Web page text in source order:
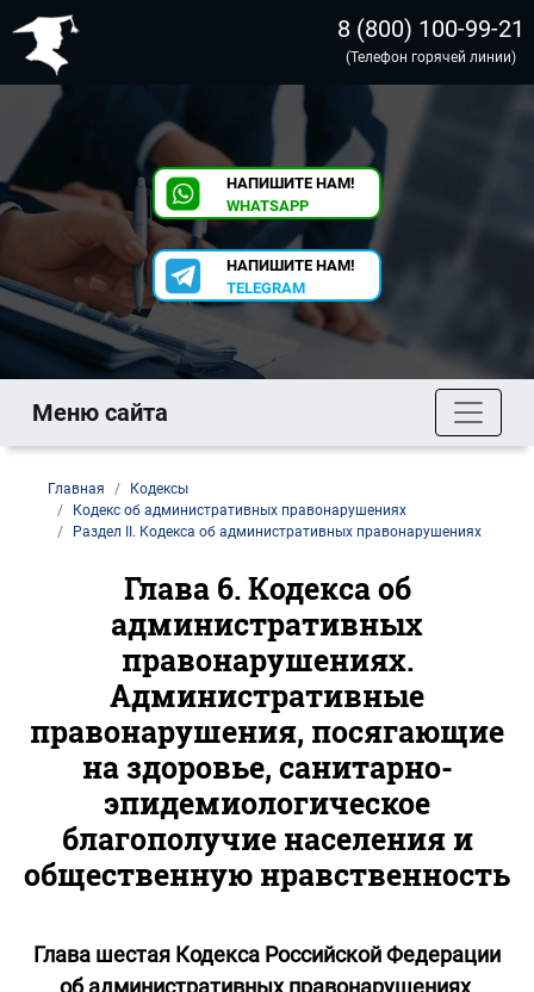
8 (800) 100-99-21
(Телефон горячей линии)
НАПИШИТЕ НАМ!
WHATSAPP
НАПИШИТЕ НАМ!
TELEGRAM
Меню сайта
Главная
Кодексы
Кодекс об административных правонарушениях
Раздел II. Кодекса об административных правонарушениях
Глава 6. Кодекса об
административных
правонарушениях.
Административные
правонарушения, посягающие
на здоровье, санитарно-
эпидемиологическое
благополучие населения и
общественную нравственность
Глава шестая Кодекса Российской Федерации
об административных правонарушениях,